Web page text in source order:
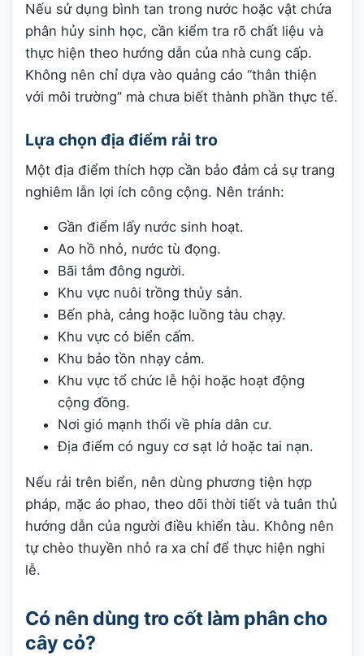
Nếu sử dụng bình tan trong nước hoặc vật chứa
phân hủy sinh học, cần kiểm tra rõ chất liệu và
thực hiện theo hướng dẫn của nhà cung cấp.
Không nên chỉ dựa vào quảng cáo “thân thiện
với môi trường” mà chưa biết thành phần thực tế.
Lựa chọn địa điểm rải tro
Một địa điểm thích hợp cần bảo đảm cả sự trang
nghiêm lẫn lợi ích công cộng. Nên tránh:
Gần điểm lấy nước sinh hoạt.
Ao hồ nhỏ, nước tù đọng.
Bãi tắm đông người.
Khu vực nuôi trồng thủy sản.
Bến phà, cảng hoặc luồng tàu chạy.
Khu vực có biển cấm.
Khu bảo tồn nhạy cảm.
Khu vực tổ chức lễ hội hoặc hoạt động
cộng đồng.
Nơi gió mạnh thổi về phía dân cư.
Địa điểm có nguy cơ sạt lở hoặc tai nạn.
Nếu rải trên biển, nên dùng phương tiện hợp
pháp, mặc áo phao, theo dõi thời tiết và tuân thủ
hướng dẫn của người điều khiển tàu. Không nên
tự chèo thuyền nhỏ ra xa chỉ để thực hiện nghi
lễ.
Có nên dùng tro cốt làm phân cho
cây cỏ?